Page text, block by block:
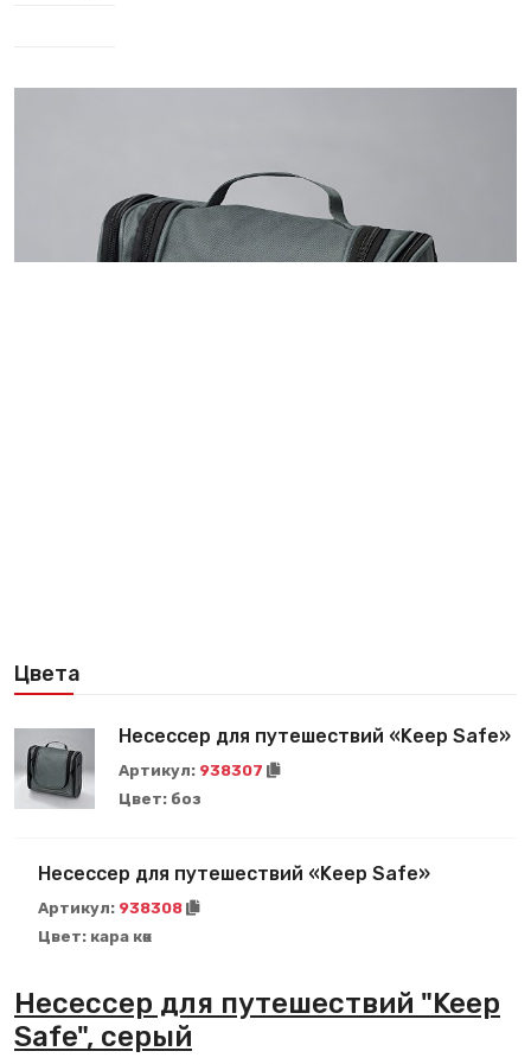
Цвета
Несессер для путешествий «Keep Safe»
Артикул: 938307
Цвет: боз
Несессер для путешествий «Keep Safe»
Артикул: 938308
Цвет: кара көк
Несессер для путешествий "Keep
Safe", серый